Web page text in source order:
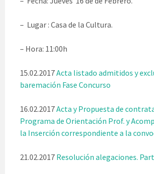
– Lugar : Casa de la Cultura.
– Hora: 11:00h
15.02.2017Acta listado admitidos y
baremación Fase Concurso
16.02.2017Acta y Propuesta de
Programa de Orientación Prof. y
la Inserción correspondiente a la
21.02.2017 Resolución alegaciones.